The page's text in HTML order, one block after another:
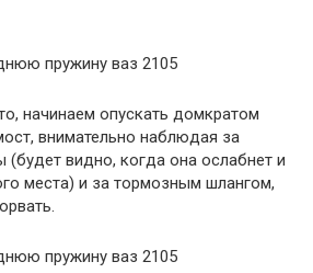
начинаем опускать домкратом
внимательно наблюдая за
(будет видно, когда она ослабнет и
места) и за тормозным шлангом,